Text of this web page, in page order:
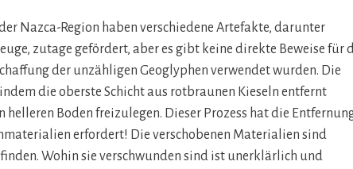
Nazca-Region haben verschiedene Artefakte, darunter
zutage gefördert, aber es gibt keine direkte Beweise für
der unzähligen Geoglyphen verwendet wurden. Die
die oberste Schicht aus rotbraunen Kieseln entfernt
Boden freizulegen. Dieser Prozess hat die
erfordert! Die verschobenen Materialien sind
Wohin sie verschwunden sind ist unerklärlich und